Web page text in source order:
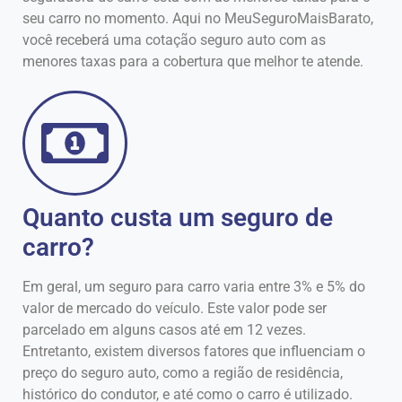
seu carro no momento. Aqui no MeuSeguroMaisBarato,
você receberá uma cotação seguro auto com as
menores taxas para a cobertura que melhor te atende.
Quanto custa um seguro de
carro?
Em geral, um seguro para carro varia entre 3% e 5% do
valor de mercado do veículo. Este valor pode ser
parcelado em alguns casos até em 12 vezes.
Entretanto, existem diversos fatores que influenciam o
preço do seguro auto, como a região de residência,
histórico do condutor, e até como o carro é utilizado.